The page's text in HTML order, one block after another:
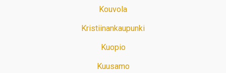
Kouvola
Kristiinankaupunki
Kuopio
Kuusamo